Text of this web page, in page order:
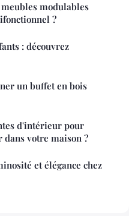
modulables
?
: découvrez
un buffet en bois
d'intérieur pour
votre maison ?
et élégance chez